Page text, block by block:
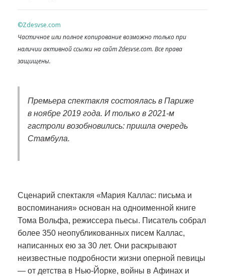
©Zdesvse.com
Частичное или полное копирование возможно только при
наличии активной ссылки на сайт Zdesvse.com. Все права
защищены.
Премьера спектакля состоялась в Париже
в ноябре 2019 года. И только в 2021-м
гастроли возобновились: пришла очередь
Стамбула.
Сценарий спектакля «Мария Каллас: письма и
воспоминания» основан на одноименной книге
Тома Вольфа, режиссера пьесы. Писатель собрал
более 350 неопубликованных писем Каллас,
написанных ею за 30 лет. Они раскрывают
неизвестные подробности жизни оперной певицы
— от детства в Нью-Йорке, войны в Афинах и